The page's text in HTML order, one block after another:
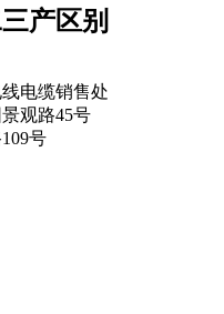
产区别
电缆销售处
观路45号
号